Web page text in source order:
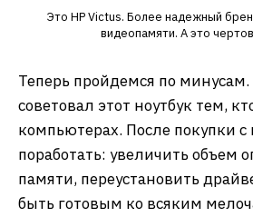
Это HP Victus. Более надежный
видеопамяти. А это
Теперь пройдемся по
советовал этот ноутбук тем,
компьютерах. После покупки
поработать: увеличить объем
памяти, переустановить
быть готовым ко всяким